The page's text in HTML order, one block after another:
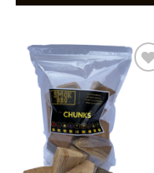
Toevoegen
verlanglijst